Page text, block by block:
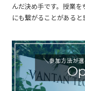
んだ決め手です。授業
にも繋がることがあると